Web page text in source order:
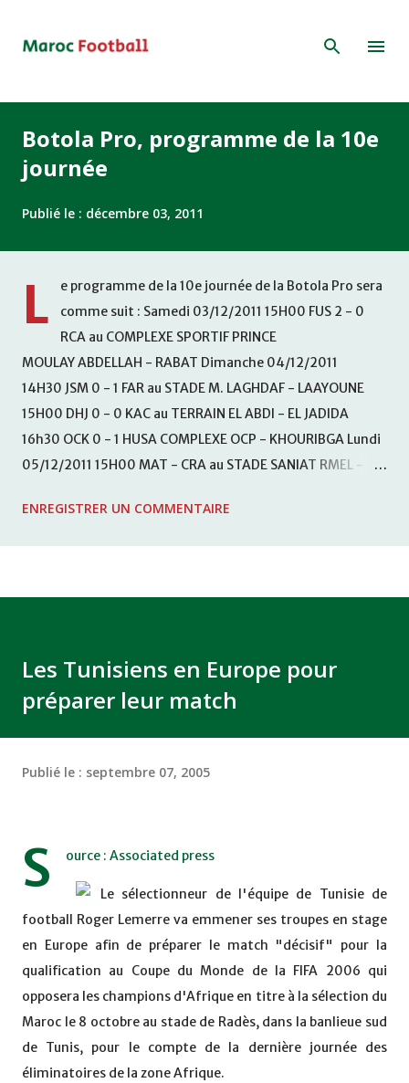
Botola Pro, programme de la 10e
journée
Publié le : décembre 03, 2011
L
e programme de la 10e journée de la Botola Pro sera
comme suit : Samedi 03/12/2011 15H00 FUS 2 - 0
RCA au COMPLEXE SPORTIF PRINCE
MOULAY ABDELLAH - RABAT Dimanche 04/12/2011
14H30 JSM 0 - 1 FAR au STADE M. LAGHDAF - LAAYOUNE
15H00 DHJ 0 - 0 KAC au TERRAIN EL ABDI - EL JADIDA
16h30 OCK 0 - 1 HUSA COMPLEXE OCP - KHOURIBGA Lundi
05/12/2011 15H00 MAT - CRA au STADE SANIAT RMEL -
KHEMISET Mardi 06/12/2011 15H00 WAF - OCS au
ENREGISTRER UN COMMENTAIRE
Les Tunisiens en Europe pour
préparer leur match
Publié le : septembre 07, 2005
S ource : Associated press
Le sélectionneur de l'équipe de Tunisie de
football Roger Lemerre va emmener ses troupes en stage
en Europe afin de préparer le match "décisif" pour la
qualification au Coupe du Monde de la FIFA 2006 qui
opposera les champions d'Afrique en titre à la sélection du
Maroc le 8 octobre au stade de Radès, dans la banlieue sud
de Tunis, pour le compte de la dernière journée des
éliminatoires de la zone Afrique.